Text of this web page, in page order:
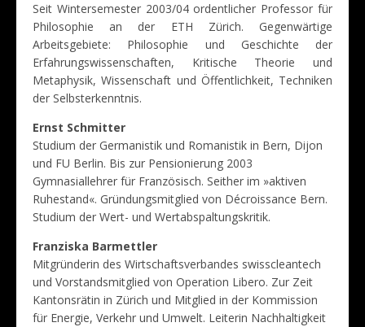
Seit Wintersemester 2003/04 ordentlicher Professor für
Philosophie an der ETH Zürich. Gegenwärtige
Arbeitsgebiete: Philosophie und Geschichte der
Erfahrungswissenschaften, Kritische Theorie und
Metaphysik, Wissenschaft und Öffentlichkeit, Techniken
der Selbsterkenntnis.
Ernst Schmitter
Studium der Germanistik und Romanistik in Bern, Dijon
und FU Berlin. Bis zur Pensionierung 2003
Gymnasiallehrer für Französisch. Seither im »aktiven
Ruhestand«. Gründungsmitglied von Décroissance Bern.
Studium der Wert- und Wertabspaltungskritik.
Franziska Barmettler
Mitgründerin des Wirtschaftsverbandes swisscleantech
und Vorstandsmitglied von Operation Libero. Zur Zeit
Kantonsrätin in Zürich und Mitglied in der Kommission
für Energie, Verkehr und Umwelt. Leiterin Nachhaltigkeit